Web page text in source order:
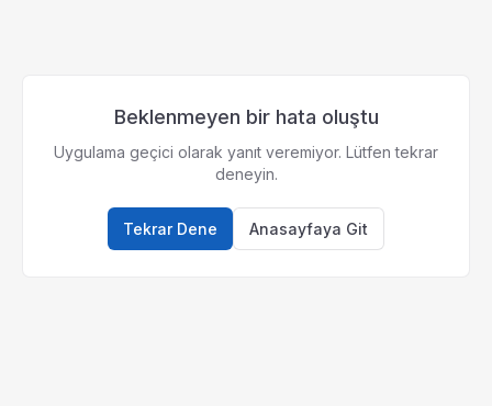
Beklenmeyen bir hata oluştu
Uygulama geçici olarak yanıt veremiyor. Lütfen tekrar
deneyin.
Tekrar Dene Anasayfaya Git